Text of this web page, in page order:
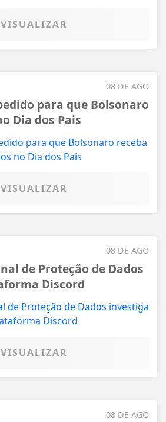
VISUALIZAR
08 DE AGO
para que Bolsonaro
Dia dos Pais
VISUALIZAR
08 DE AGO
de Proteção de Dados
Discord
VISUALIZAR
08 DE AGO